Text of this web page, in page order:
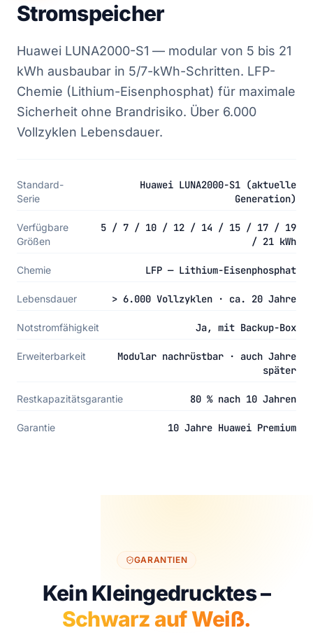
Stromspeicher
Huawei LUNA2000-S1 — modular von 5 bis 21
kWh ausbaubar in 5/7-kWh-Schritten. LFP-
Chemie (Lithium-Eisenphosphat) für maximale
Sicherheit ohne Brandrisiko. Über 6.000
Vollzyklen Lebensdauer.
Standard-
Serie
Huawei LUNA2000-S1 (aktuelle
Generation)
Verfügbare
Größen
5 / 7 / 10 / 12 / 14 / 15 / 17 / 19
/ 21 kWh
Chemie LFP — Lithium-Eisenphosphat
Lebensdauer > 6.000 Vollzyklen · ca. 20 Jahre
Notstromfähigkeit Ja, mit Backup-Box
Erweiterbarkeit
Modular nachrüstbar · auch Jahre
später
Restkapazitätsgarantie 80 % nach 10 Jahren
Garantie 10 Jahre Huawei Premium
GARANTIEN
Kein Kleingedrucktes –
Schwarz auf Weiß.